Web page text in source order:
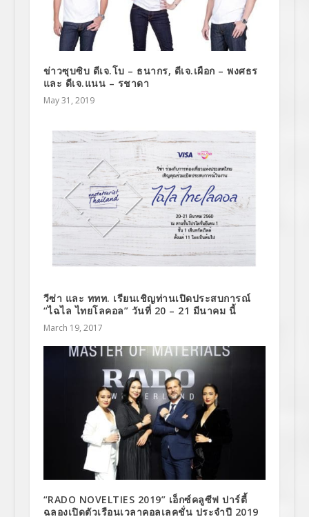
ข่าวซุบซิบ ดีเจ.โบ – ธนากร, ดีเจ.เผือก – พงศธร
และ ดีเจ.แนน – รชาดา
May 31, 2019
วีซ่า และ ททท. เรียนเชิญท่านเปิดประสบการณ์
“ไฉไล ไทยโลคอล” วันที่ 20 – 21 มีนาคม นี้
March 19, 2017
“RADO NOVELTIES 2019” เอ็กซ์คลูซีฟ ปาร์ตี้
ฉลองเปิดตัวเรือนเวลาคอลเลคชั่น ประจำปี 2019